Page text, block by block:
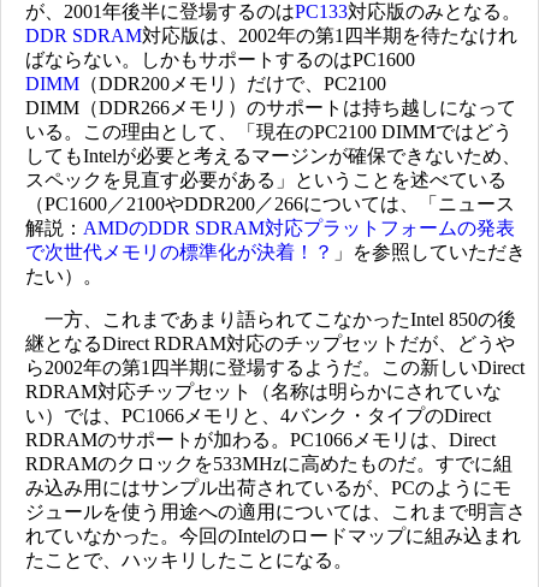
が、2001年後半に登場するのはPC133対応版のみとなる。
DDR SDRAM対応版は、2002年の第1四半期を待たなけれ
ばならない。しかもサポートするのはPC1600
DIMM （DDR200メモリ）だけで、PC2100
DIMM（DDR266メモリ）のサポートは持ち越しになって
いる。この理由として、「現在のPC2100 DIMMではどう
してもIntelが必要と考えるマージンが確保できないため、
スペックを見直す必要がある」ということを述べている
（PC1600／2100やDDR200／266については、「ニュース
解説： AMDのDDR SDRAM対応プラットフォームの発表
で次世代メモリの標準化が決着！？ 」を参照していただき
たい）。
一方、これまであまり語られてこなかったIntel 850の後
継となるDirect RDRAM対応のチップセットだが、どうや
ら2002年の第1四半期に登場するようだ。この新しいDirect
RDRAM対応チップセット（名称は明らかにされていな
い）では、PC1066メモリと、4バンク・タイプのDirect
RDRAMのサポートが加わる。PC1066メモリは、Direct
RDRAMのクロックを533MHzに高めたものだ。すでに組
み込み用にはサンプル出荷されているが、PCのようにモ
ジュールを使う用途への適用については、これまで明言さ
れていなかった。今回のIntelのロードマップに組み込まれ
たことで、ハッキリしたことになる。